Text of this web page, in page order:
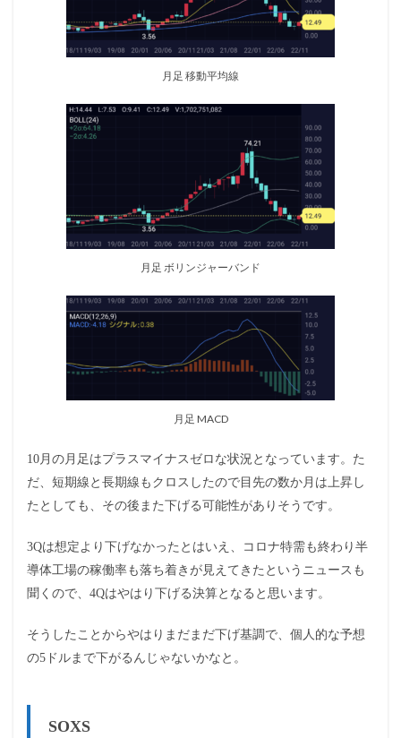
月足 移動平均線
月足 ボリンジャーバンド
月足 MACD
10月の月足はプラスマイナスゼロな状況となっています。た
だ、短期線と長期線もクロスしたので目先の数か月は上昇し
たとしても、その後また下げる可能性がありそうです。
3Qは想定より下げなかったとはいえ、コロナ特需も終わり半
導体工場の稼働率も落ち着きが見えてきたというニュースも
聞くので、4Qはやはり下げる決算となると思います。
そうしたことからやはりまだまだ下げ基調で、個人的な予想
の5ドルまで下がるんじゃないかなと。
SOXS